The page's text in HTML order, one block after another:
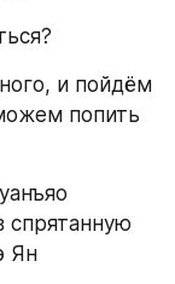
и пойдём
попить
спрятанную
Ян